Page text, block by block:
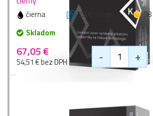
čierna 2500 stran
Skladom
67,05 €
54,51 € bez DPH - +